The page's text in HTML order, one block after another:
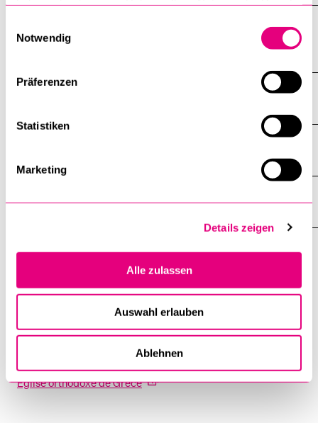
Notwendig
Präferenzen
Statistiken
Marketing
Details zeigen
Alle zulassen
Auswahl erlauben
Ablehnen
Histoire de la construction et motifs de sa
réalisation
Tradition religieuse
Patriarcat œcuménique de Constantinople
Église orthodoxe de Grèce